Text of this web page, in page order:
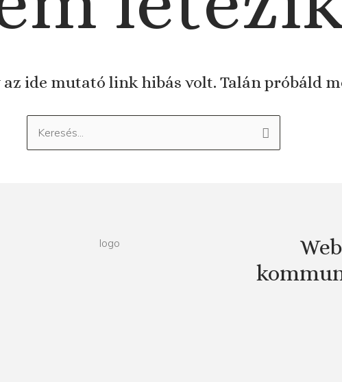
ide mutató link hibás volt. Talán próbáld
Keresés: